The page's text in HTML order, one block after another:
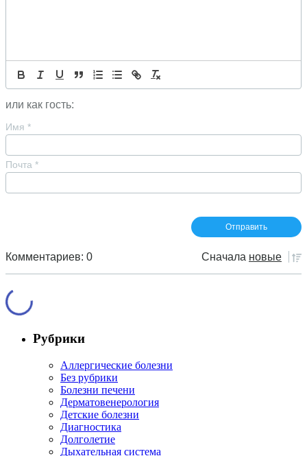
или как гость:
Имя *
Почта *
Комментариев: 0 Сначала новые
Рубрики
Аллергические болезни
Без рубрики
Болезни печени
Дерматовенерология
Детские болезни
Диагностика
Долголетие
Дыхательная система